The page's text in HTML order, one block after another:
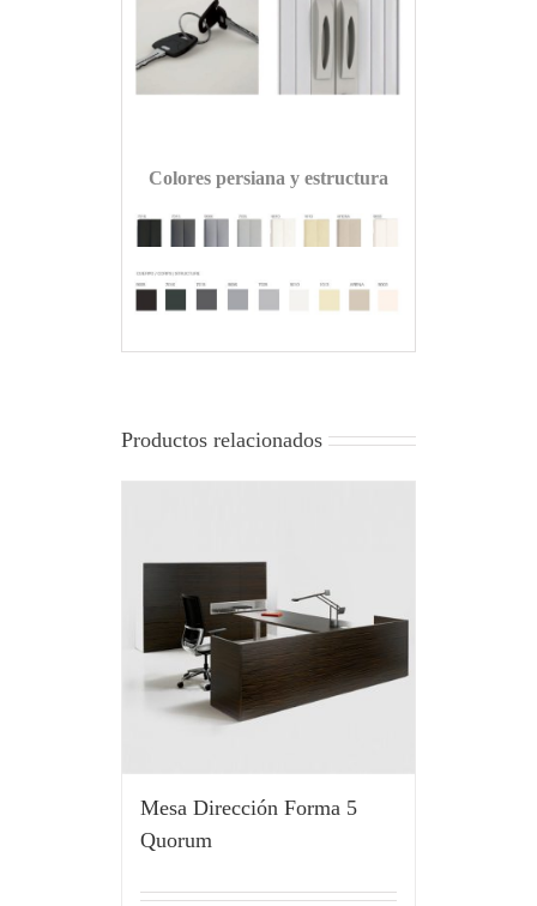
Colores persiana y estructura
Productos relacionados
Mesa Dirección Forma 5
Quorum